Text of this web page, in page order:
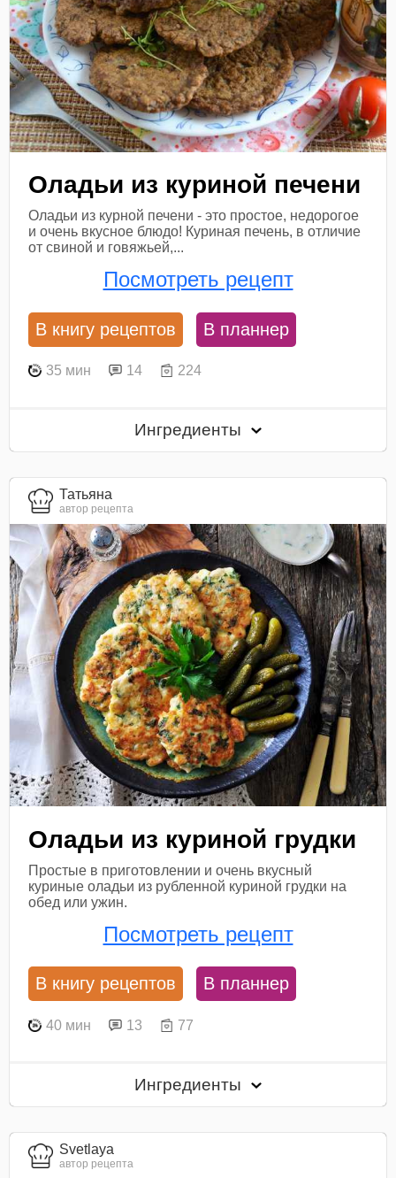
Оладьи из куриной печени
Оладьи из курной печени - это простое, недорогое
и очень вкусное блюдо! Куриная печень, в отличие
от свиной и говяжьей,...
Посмотреть рецепт
В книгу рецептов В планнер
35 мин 14 224
Ингредиенты
Татьяна
автор рецепта
Оладьи из куриной грудки
Простые в приготовлении и очень вкусный
куриные оладьи из рубленной куриной грудки на
обед или ужин.
Посмотреть рецепт
В книгу рецептов В планнер
40 мин 13 77
Ингредиенты
Svetlaya
автор рецепта